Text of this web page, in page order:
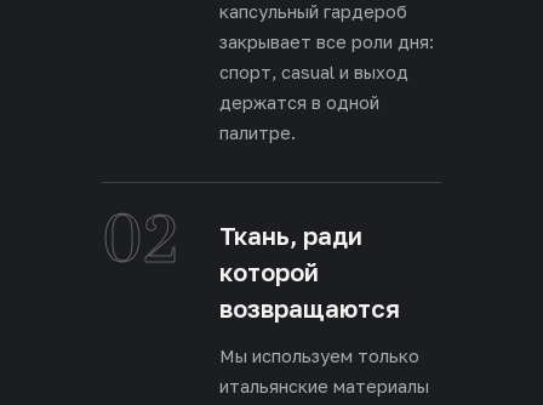
капсульный гардероб
закрывает все роли дня:
спорт, casual и выход
держатся в одной
палитре.
02
Ткань, ради
которой
возвращаются
Мы используем только
итальянские материалы